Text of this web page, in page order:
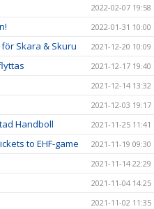
2022-02-07 19:58
2022-01-31 10:00
Skara & Skuru 2021-12-20 10:09
2021-12-17 19:40
2021-12-14 13:32
2021-12-03 19:17
Handboll 2021-11-25 11:41
to EHF-game 2021-11-19 09:30
2021-11-14 22:29
2021-11-04 14:25
2021-11-02 11:35